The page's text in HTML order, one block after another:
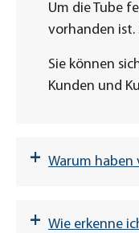
ZU DEN
Um die Tube
vorhanden ist.
Sie können
Kunden und
+ Warum haben
+ Wie erkenne